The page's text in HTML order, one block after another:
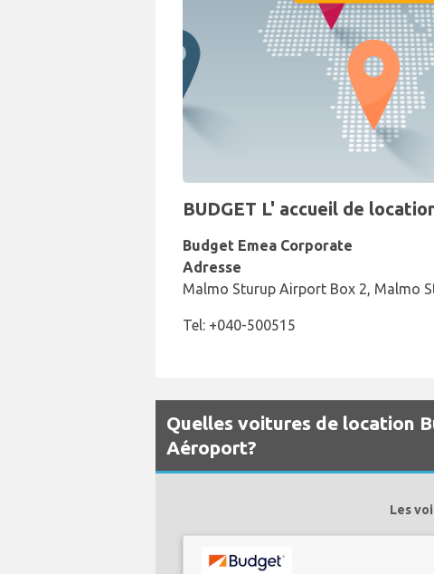
BUDGET L' accueil de
Budget Emea Corporate
Adresse
Malmo Sturup Airport Box 2, Malmo
Tel: +040-500515
Quelles voitures de location
Aéroport?
Les